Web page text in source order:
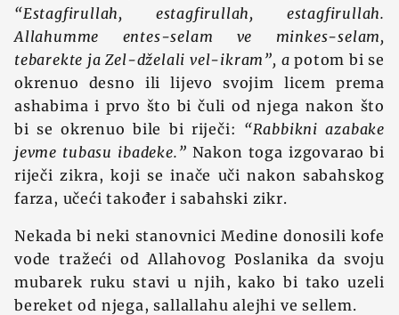
“Estagfirullah, estagfirullah, estagfirullah.
Allahumme entes-selam ve minkes-selam,
tebarekte ja Zel-dželali vel-ikram”, a potom bi se
okrenuo desno ili lijevo svojim licem prema
ashabima i prvo što bi čuli od njega nakon što
bi se okrenuo bile bi riječi: “Rabbikni azabake
jevme tubasu ibadeke.” Nakon toga izgovarao bi
riječi zikra, koji se inače uči nakon sabahskog
farza, učeći također i sabahski zikr.
Nekada bi neki stanovnici Medine donosili kofe
vode tražeći od Allahovog Poslanika da svoju
mubarek ruku stavi u njih, kako bi tako uzeli
bereket od njega, sallallahu alejhi ve sellem.